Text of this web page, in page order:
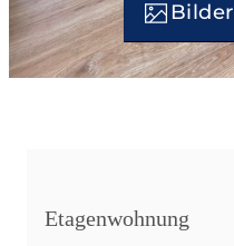
Bilder
Etagenwohnung